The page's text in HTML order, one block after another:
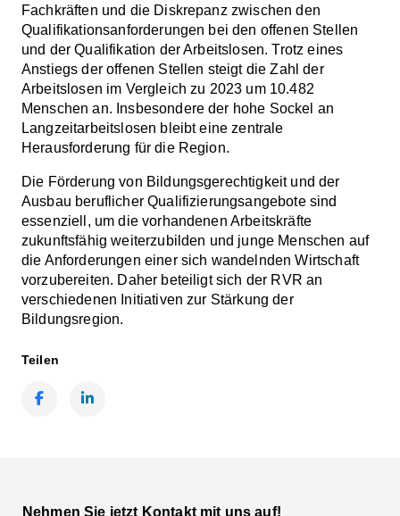
Fachkräften und die Diskrepanz zwischen den
Qualifikationsanforderungen bei den offenen Stellen
und der Qualifikation der Arbeitslosen. Trotz eines
Anstiegs der offenen Stellen steigt die Zahl der
Arbeitslosen im Vergleich zu 2023 um 10.482
Menschen an. Insbesondere der hohe Sockel an
Langzeitarbeitslosen bleibt eine zentrale
Herausforderung für die Region.
Die Förderung von Bildungsgerechtigkeit und der
Ausbau beruflicher Qualifizierungsangebote sind
essenziell, um die vorhandenen Arbeitskräfte
zukunftsfähig weiterzubilden und junge Menschen auf
die Anforderungen einer sich wandelnden Wirtschaft
vorzubereiten. Daher beteiligt sich der RVR an
verschiedenen Initiativen zur Stärkung der
Bildungsregion.
Teilen
Nehmen Sie jetzt Kontakt mit uns auf!